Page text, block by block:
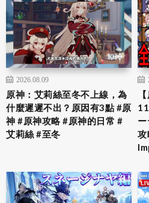
2026.08.09
原神：艾莉絲至冬不上線，為
什麼遲遲不出？原因有3點 #原
神 #原神攻略 #原神的日常 #
艾莉絲 #至冬
攻